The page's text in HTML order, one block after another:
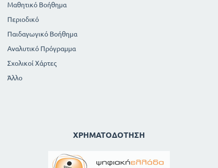
Μαθητικό Βοήθημα
Περιοδικό
Παιδαγωγικό Βοήθημα
Αναλυτικό Πρόγραμμα
Σχολικοί Χάρτες
Άλλο
ΧΡΗΜΑΤΟΔΌΤΗΣΗ